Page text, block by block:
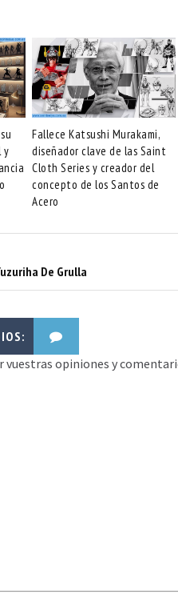
y
Fallece Katsushi Murakami,
diseñador clave de las Saint
Cloth Series y creador del
concepto de los Santos de
Acero
De Grulla
opiniones y